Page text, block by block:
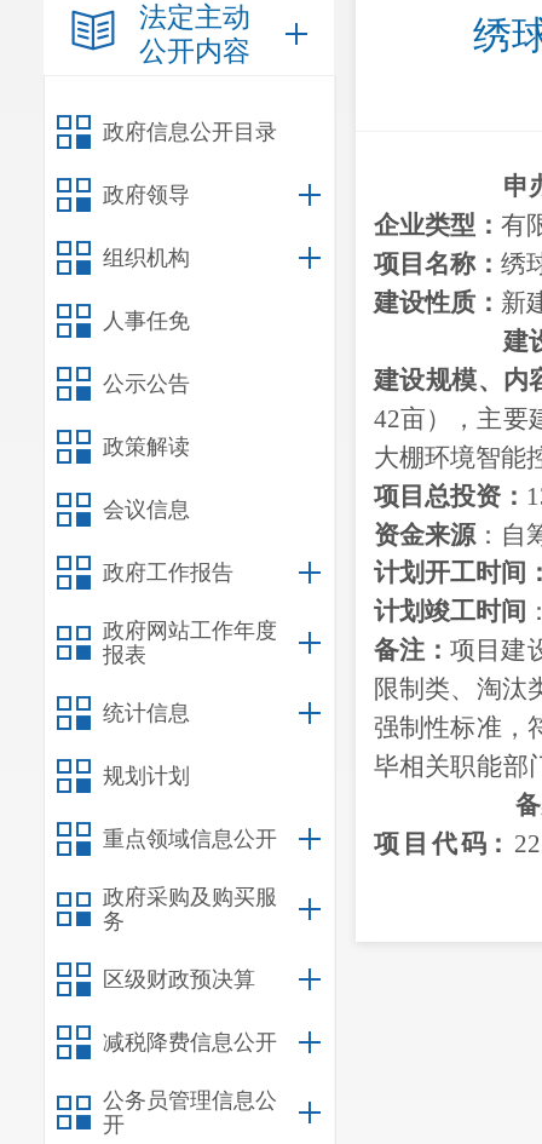
法定主动
公开内容
政府信息公开目录
政府领导
组织机构
人事任免
公示公告
政策解读
会议信息
政府工作报告
政府网站工作年度
报表
统计信息
规划计划
重点领域信息公开
政府采购及购买服
务
区级财政预决算
减税降费信息公开
公务员管理信息公
开
绣
申
企业类型： 有
项目名称： 绣
建设性质： 新
建
建设规模、 内
42亩），主要
大棚环境智能
项目总投资：
资金来源： 自
计划开工时间
计划竣工时间
备注：项目建
限制类、淘汰
强制性标准，
毕相关职能部
项 目 代码：